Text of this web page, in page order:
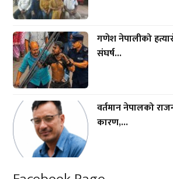
गणेश नेपालीको
संघर्ष...
वर्तमान नेपालको
कारण,...